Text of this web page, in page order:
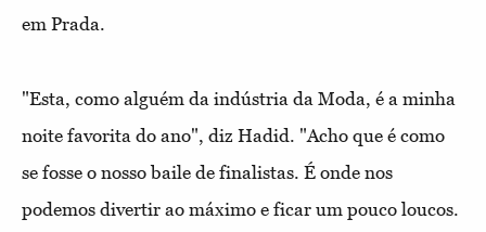
em Prada.
"Esta, como alguém da indústria da Moda, é a minha
noite favorita do ano", diz Hadid. "Acho que é como
se fosse o nosso baile de finalistas. É onde nos
podemos divertir ao máximo e ficar um pouco loucos.